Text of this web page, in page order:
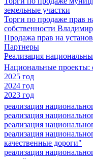
земельные участки
Торги по продаже прав
собственности
Продажа прав на
Партнеры
Реализация
Национальные проекты:
2025 год
2024 год
2023 год
реализация
реализация
реализация
реализация
качественные дороги"
реализация